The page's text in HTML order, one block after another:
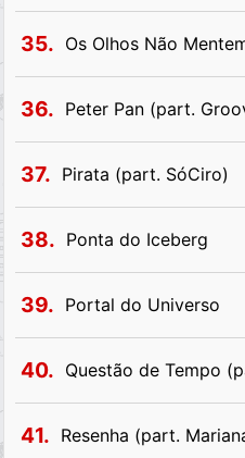
35. Os Olhos Não
36. Peter Pan (part.
37. Pirata (part. SóCiro)
38. Ponta do Iceberg
39. Portal do Universo
40. Questão de Tempo
41. Resenha (part.